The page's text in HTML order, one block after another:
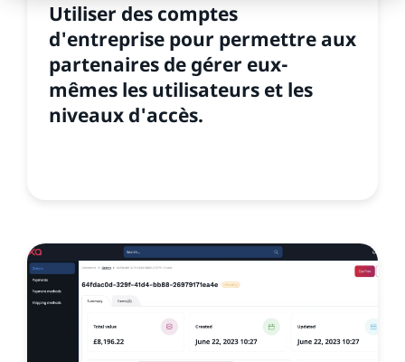
Utiliser des comptes
d'entreprise pour permettre aux
partenaires de gérer eux-
mêmes les utilisateurs et les
niveaux d'accès.